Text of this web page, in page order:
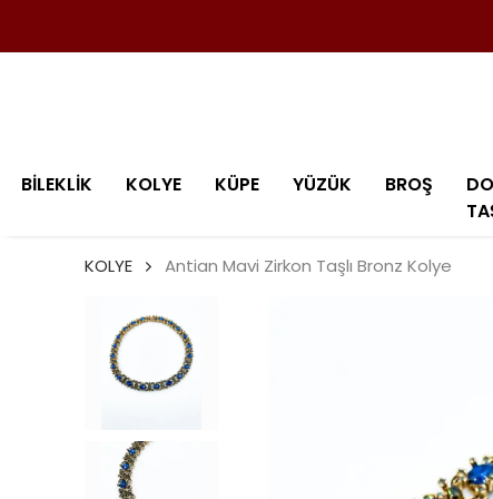
BİLEKLİK KOLYE KÜPE YÜZÜK BROŞ
KOLYE Antian Mavi Zirkon Taşlı Bronz Kolye